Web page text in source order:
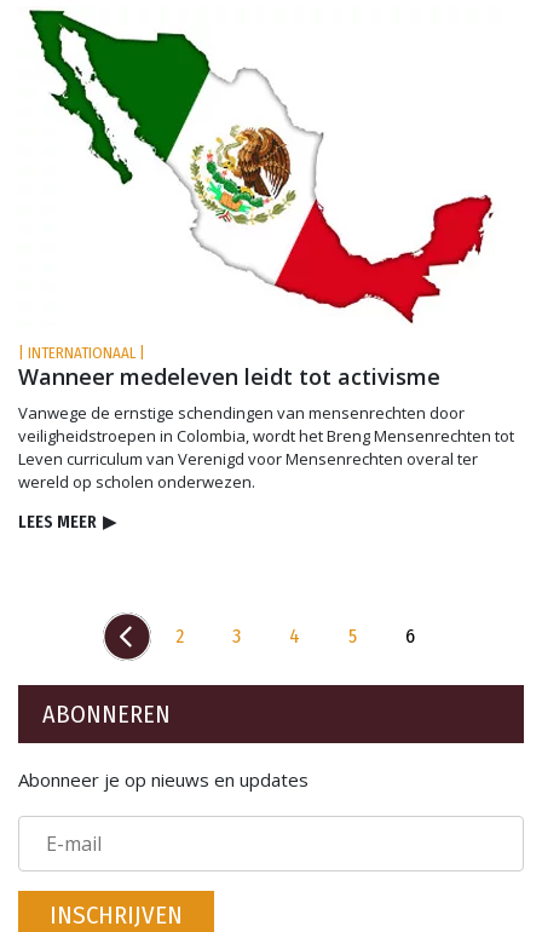
| INTERNATIONAAL |
Wanneer medeleven leidt tot activisme
Vanwege de ernstige schendingen van mensenrechten door
veiligheidstroepen in Colombia, wordt het Breng Mensenrechten tot
Leven curriculum van Verenigd voor Mensenrechten overal ter
wereld op scholen onderwezen.
LEES MEER ▶
2 3 4 5 6
ABONNEREN
Abonneer je op nieuws en updates
INSCHRIJVEN